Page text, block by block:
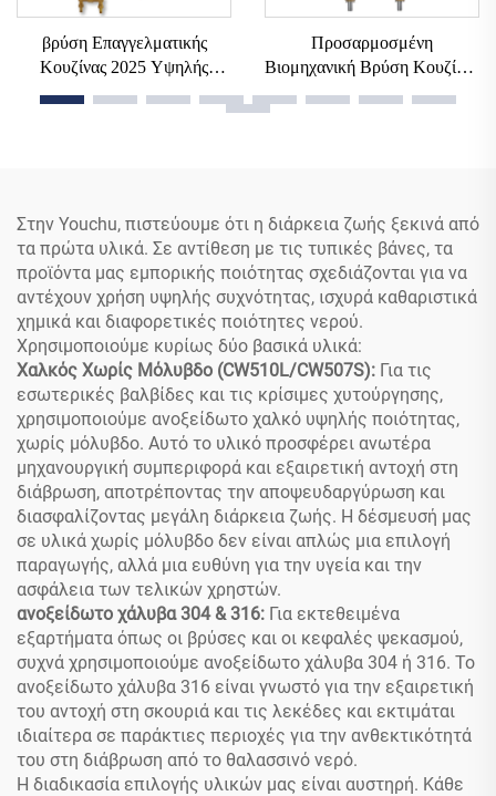
βρύση Επαγγελματικής
Κουζίνας 2025 Υψηλής
Ποιότητας Μπρούτζινη Με
Ξεβγάλματος Για Νιπτήρα Σε
Εμπορικό Κέντρο
Προσαρμοσμένη
Βιομηχανική Βρύση Κουζίνας
Από Εργοστάσιο 32/38-
Μείξης Ζεστού και Κρύου
Νερού
Στην Youchu, πιστεύουμε ότι η διάρκεια ζωής ξεκινά από
τα πρώτα υλικά. Σε αντίθεση με τις τυπικές βάνες, τα
προϊόντα μας εμπορικής ποιότητας σχεδιάζονται για να
αντέχουν χρήση υψηλής συχνότητας, ισχυρά καθαριστικά
χημικά και διαφορετικές ποιότητες νερού.
Χρησιμοποιούμε κυρίως δύο βασικά υλικά:
Χαλκός Χωρίς Μόλυβδο (CW510L/CW507S): Για τις
εσωτερικές βαλβίδες και τις κρίσιμες χυτούργησης,
χρησιμοποιούμε ανοξείδωτο χαλκό υψηλής ποιότητας,
χωρίς μόλυβδο. Αυτό το υλικό προσφέρει ανωτέρα
μηχανουργική συμπεριφορά και εξαιρετική αντοχή στη
διάβρωση, αποτρέποντας την αποψευδαργύρωση και
διασφαλίζοντας μεγάλη διάρκεια ζωής. Η δέσμευσή μας
σε υλικά χωρίς μόλυβδο δεν είναι απλώς μια επιλογή
παραγωγής, αλλά μια ευθύνη για την υγεία και την
ασφάλεια των τελικών χρηστών.
ανοξείδωτο χάλυβα 304 & 316: Για εκτεθειμένα
εξαρτήματα όπως οι βρύσες και οι κεφαλές ψεκασμού,
συχνά χρησιμοποιούμε ανοξείδωτο χάλυβα 304 ή 316. Το
ανοξείδωτο χάλυβα 316 είναι γνωστό για την εξαιρετική
του αντοχή στη σκουριά και τις λεκέδες και εκτιμάται
ιδιαίτερα σε παράκτιες περιοχές για την ανθεκτικότητά
του στη διάβρωση από το θαλασσινό νερό.
Η διαδικασία επιλογής υλικών μας είναι αυστηρή. Κάθε